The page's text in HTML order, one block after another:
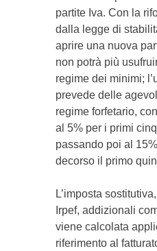
partite Iva. Con la
dalla legge di
aprire una nuova
non potrà più
regime dei minimi;
prevede delle
regime forfetario,
al 5% per i primi
passando poi al
decorso il primo
L’imposta
Irpef, addizionali
viene calcolata
riferimento al